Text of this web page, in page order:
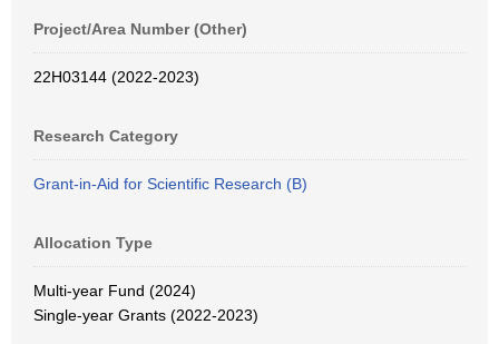
Project/Area Number (Other)
22H03144 (2022-2023)
Research Category
Grant-in-Aid for Scientific Research (B)
Allocation Type
Multi-year Fund (2024)
Single-year Grants (2022-2023)